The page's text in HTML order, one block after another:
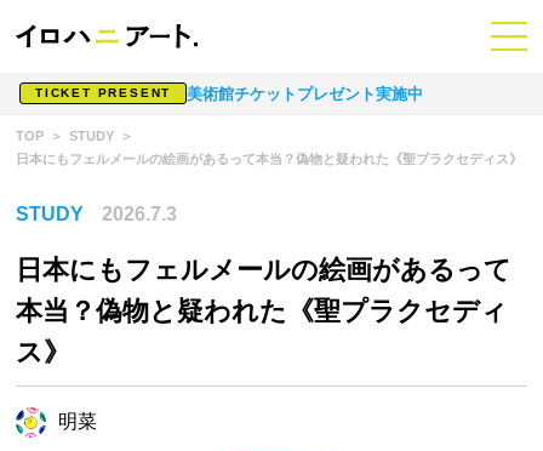
TICKET PRESENT 美術館チケットプレゼント実施中
TOP
STUDY
日本にもフェルメールの絵画があるって本当？偽物と疑われた《聖プラクセディス》
STUDY 2026.7.3
日本にもフェルメールの絵画があるって
本当？偽物と疑われた《聖プラクセディ
ス》
明菜